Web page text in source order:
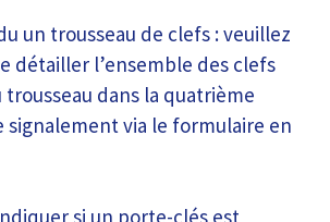
un trousseau de clefs : veuillez
détailler l’ensemble des clefs
trousseau dans la quatrième
signalement via le formulaire en
si un porte-clés est